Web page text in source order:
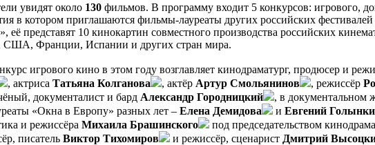
увидят около 130 фильмов. В программу входит 5 конкурсов: игрового,
в котором приглашаются фильмы-лауреаты других российских фестивалей
представят 10 кинокартин совместного производства российских
Франции, Испании и других стран мира.
игрового кино в этом году возглавляет кинодраматург, продюсер и
, актриса Татьяна Колганова , актёр Артур Смольянинов , режиссёр
документалист и бард Александр Городницкий , в документальном
«Окна в Европу» разных лет – Елена Демидова и Евгений
и режиссёра Михаила Брашинского под председательством
писатель Виктор Тихомиров и режиссёр, сценарист Дмитрий